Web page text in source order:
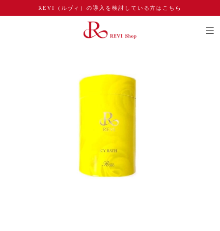
REVI（ルヴィ）の導入を検討している方はこちら